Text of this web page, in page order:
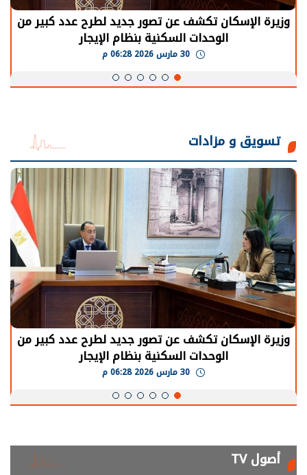
وزيرة الإسكان تكشف عن تصور جديد لطرح عدد كبير من
الوحدات السكنية بنظام الإيجار
تسويق و مزادات
وزيرة الإسكان تكشف عن تصور جديد لطرح عدد كبير من
الوحدات السكنية بنظام الإيجار
أصول TV